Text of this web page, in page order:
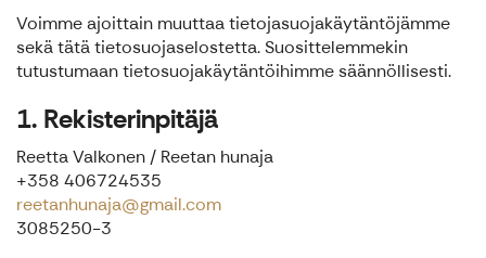
Voimme ajoittain muuttaa tietojasuojakäytäntöjämme
sekä tätä tietosuojaselostetta. Suosittelemmekin
tutustumaan tietosuojakäytäntöihimme säännöllisesti.
1. Rekisterinpitäjä
Reetta Valkonen / Reetan hunaja
+358 406724535
reetanhunaja@gmail.com
3085250-3